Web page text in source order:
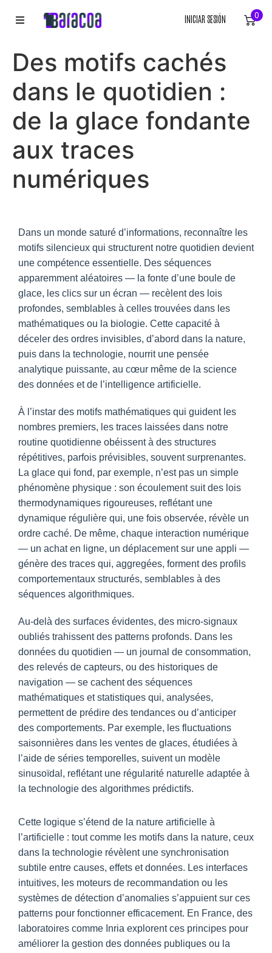
ACCESORIOS
EQUIPACIÓN DEPORTIVA
RÓTULOS
INICIAR SESIÓN 0
Des motifs cachés
dans le quotidien :
de la glace fondante
aux traces
numériques
Dans un monde saturé d’informations, reconnaître les
motifs silencieux qui structurent notre quotidien devient
une compétence essentielle. Des séquences
apparemment aléatoires — la fonte d’une boule de
glace, les clics sur un écran — recèlent des lois
profondes, semblables à celles trouvées dans les
mathématiques ou la biologie. Cette capacité à
déceler des ordres invisibles, d’abord dans la nature,
puis dans la technologie, nourrit une pensée
analytique puissante, au cœur même de la science
des données et de l’intelligence artificielle.
À l’instar des motifs mathématiques qui guident les
nombres premiers, les traces laissées dans notre
routine quotidienne obéissent à des structures
répétitives, parfois prévisibles, souvent surprenantes.
La glace qui fond, par exemple, n’est pas un simple
phénomène physique : son écoulement suit des lois
thermodynamiques rigoureuses, reflétant une
dynamique régulière qui, une fois observée, révèle un
ordre caché. De même, chaque interaction numérique
— un achat en ligne, un déplacement sur une appli —
génère des traces qui, aggregées, forment des profils
comportementaux structurés, semblables à des
séquences algorithmiques.
Au-delà des surfaces évidentes, des micro-signaux
oubliés trahissent des patterns profonds. Dans les
données du quotidien — un journal de consommation,
des relevés de capteurs, ou des historiques de
navigation — se cachent des séquences
mathématiques et statistiques qui, analysées,
permettent de prédire des tendances ou d’anticiper
des comportements. Par exemple, les fluctuations
saisonnières dans les ventes de glaces, étudiées à
l’aide de séries temporelles, suivent un modèle
sinusoïdal, reflétant une régularité naturelle adaptée à
la technologie des algorithmes prédictifs.
Cette logique s’étend de la nature artificielle à
l’artificielle : tout comme les motifs dans la nature, ceux
dans la technologie révèlent une synchronisation
subtile entre causes, effets et données. Les interfaces
intuitives, les moteurs de recommandation ou les
systèmes de détection d’anomalies s’appuient sur ces
patterns pour fonctionner efficacement. En France, des
laboratoires comme Inria explorent ces principes pour
améliorer la gestion des données publiques ou la